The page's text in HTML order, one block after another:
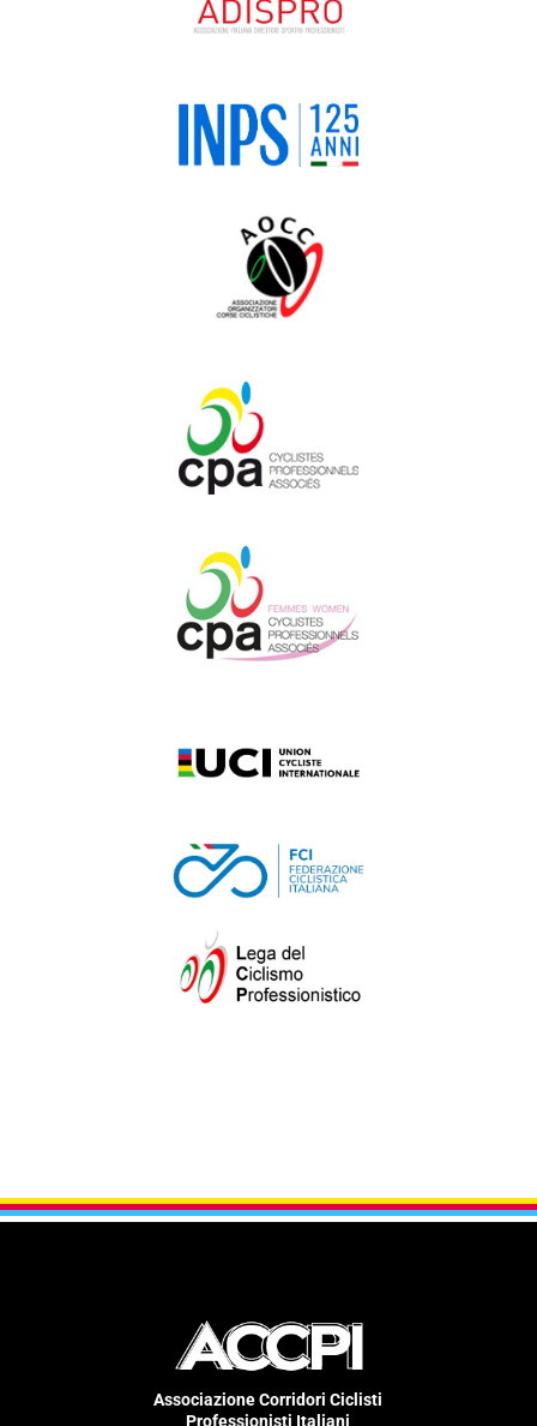
Associazione Corridori Ciclisti
Professionisti Italiani